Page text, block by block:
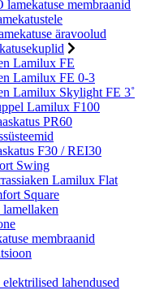
membraanid
äravoolud
Lamilux FE
Lamilux FE 0-3
Lamilux Skylight FE 3˚
Lamilux F100
PR60
F30 / REI30
Swing
Lamilux Flat
Square
membraanid
lahendused